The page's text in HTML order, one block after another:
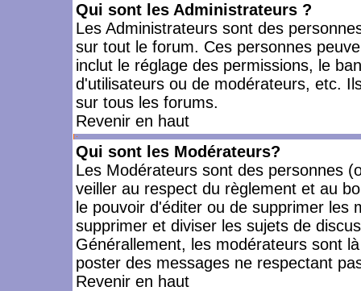
Qui sont les Administrateurs ?
Les Administrateurs sont des
sur tout le forum. Ces personnes
inclut le réglage des permissions, le
d'utilisateurs ou de modérateurs, etc.
sur tous les forums.
Revenir en haut
Qui sont les Modérateurs?
Les Modérateurs sont des personnes
veiller au respect du règlement et au
le pouvoir d'éditer ou de supprimer les
supprimer et diviser les sujets de
Générallement, les modérateurs sont
poster des messages ne respectant
Revenir en haut